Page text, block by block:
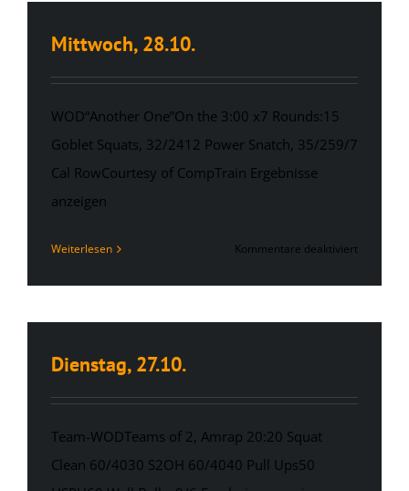
Mittwoch, 28.10.
WOD“Another One”On the 3:00 x7 Rounds:15
Goblet Squats, 32/2412 Power Snatch, 35/259/7
Cal RowCourtesy of CompTrain Ergebnisse
anzeigen
Weiterlesen Kommentare deaktiviertfür
Dienstag, 27.10.
Team-WODTeams of 2, Amrap 20:20 Squat
Clean 60/4030 S2OH 60/4040 Pull Ups50